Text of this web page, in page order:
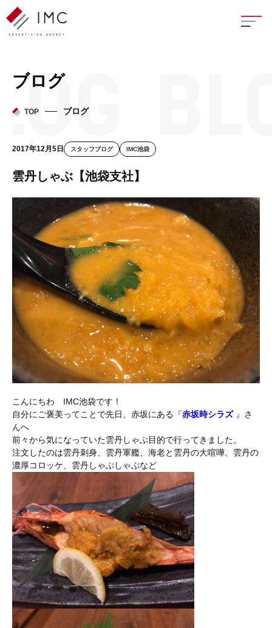
座談
イン
ブログ
TOP ブログ
2017年12月5日 スタッフブログ IMC池袋
雲丹しゃぶ【池袋支社】
こんにちわ IMC池袋です！
自分にご褒美ってことで先日、赤坂にある『赤坂時シラズ』さ
んへ
前々から気になっていた雲丹しゃぶ目的で行ってきました。
注文したのは雲丹刺身、雲丹軍艦、海老と雲丹の大喧嘩、雲丹の
濃厚コロッケ、雲丹しゃぶしゃぶなど